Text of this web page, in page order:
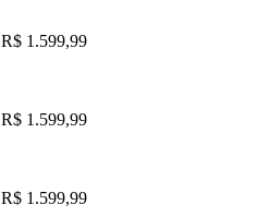
R$ 1.599,99
R$ 1.599,99
R$ 1.599,99